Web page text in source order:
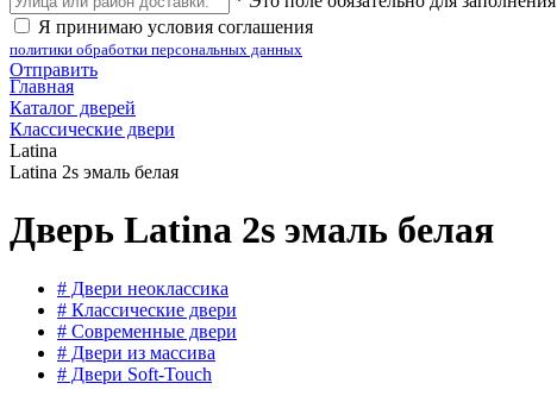
Я принимаю условия соглашения
политики обработки персональных данных
Отправить
Главная
Каталог дверей
Классические двери
Latina
Latina 2s эмаль белая
Дверь Latina 2s эмаль белая
# Двери неоклассика
# Классические двери
# Современные двери
# Двери из массива
# Двери Soft-Touch